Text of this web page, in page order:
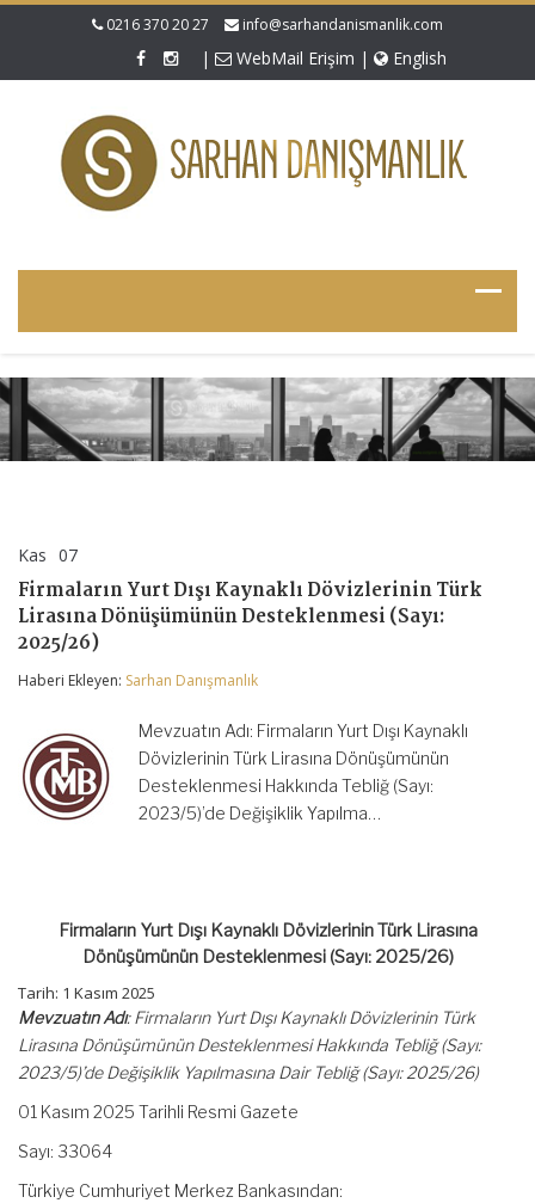
0216 370 20 27 info@sarhandanismanlik.com
| WebMail Erişim | English
Kas 07
Dışı
Kaynaklı
Lirasına
2025/26)
için
Firmaların Yurt Dışı Kaynaklı Dövizlerinin Türk
Lirasına Dönüşümünün Desteklenmesi (Sayı:
2025/26)
Haberi Ekleyen: Sarhan Danışmanlık
Mevzuatın Adı: Firmaların Yurt Dışı Kaynaklı
Dövizlerinin Türk Lirasına Dönüşümünün
Desteklenmesi Hakkında Tebliğ (Sayı:
2023/5)’de Değişiklik Yapılma…
Firmaların Yurt Dışı Kaynaklı Dövizlerinin Türk Lirasına
Dönüşümünün Desteklenmesi (Sayı: 2025/26)
Tarih: 1 Kasım 2025
Mevzuatın Adı: Firmaların Yurt Dışı Kaynaklı Dövizlerinin Türk
Lirasına Dönüşümünün Desteklenmesi Hakkında Tebliğ (Sayı:
2023/5)’de Değişiklik Yapılmasına Dair Tebliğ (Sayı: 2025/26)
01 Kasım 2025 Tarihli Resmi Gazete
Sayı: 33064
Türkiye Cumhuriyet Merkez Bankasından: